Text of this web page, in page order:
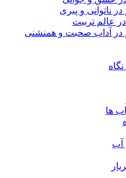
ناتوانى و پیرى
عالم تربیت
در آداب صحبت و همنشنى
ها
آب